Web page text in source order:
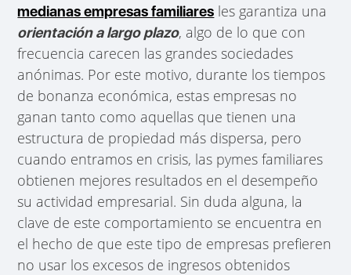
medianas empresas familiares les garantiza una
orientación a largo plazo, algo de lo que con
frecuencia carecen las grandes sociedades
anónimas. Por este motivo, durante los tiempos
de bonanza económica, estas empresas no
ganan tanto como aquellas que tienen una
estructura de propiedad más dispersa, pero
cuando entramos en crisis, las pymes familiares
obtienen mejores resultados en el desempeño
su actividad empresarial. Sin duda alguna, la
clave de este comportamiento se encuentra en
el hecho de que este tipo de empresas prefieren
no usar los excesos de ingresos obtenidos